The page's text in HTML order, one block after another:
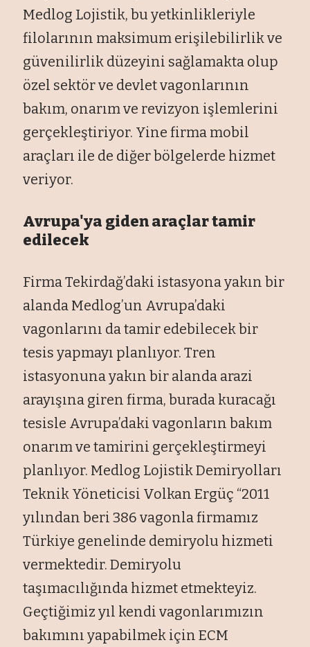
Medlog Lojistik, bu yetkinlikleriyle
filolarının maksimum erişilebilirlik ve
güvenilirlik düzeyini sağlamakta olup
özel sektör ve devlet vagonlarının
bakım, onarım ve revizyon işlemlerini
gerçekleştiriyor. Yine firma mobil
araçları ile de diğer bölgelerde hizmet
veriyor.
Avrupa'ya giden araçlar tamir
edilecek
Firma Tekirdağ’daki istasyona yakın bir
alanda Medlog’un Avrupa’daki
vagonlarını da tamir edebilecek bir
tesis yapmayı planlıyor. Tren
istasyonuna yakın bir alanda arazi
arayışına giren firma, burada kuracağı
tesisle Avrupa’daki vagonların bakım
onarım ve tamirini gerçekleştirmeyi
planlıyor. Medlog Lojistik Demiryolları
Teknik Yöneticisi Volkan Ergüç “2011
yılından beri 386 vagonla firmamız
Türkiye genelinde demiryolu hizmeti
vermektedir. Demiryolu
taşımacılığında hizmet etmekteyiz.
Geçtiğimiz yıl kendi vagonlarımızın
bakımını yapabilmek için ECM